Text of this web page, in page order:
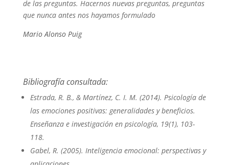
de las preguntas. Hacernos nuevas preguntas, preguntas
que nunca antes nos hayamos formulado
Mario Alonso Puig
Bibliografía consultada:
Estrada, R. B., & Martínez, C. I. M. (2014). Psicología de
las emociones positivas: generalidades y beneficios.
Enseñanza e investigación en psicología, 19(1), 103-
118.
Gabel, R. (2005). Inteligencia emocional: perspectivas y